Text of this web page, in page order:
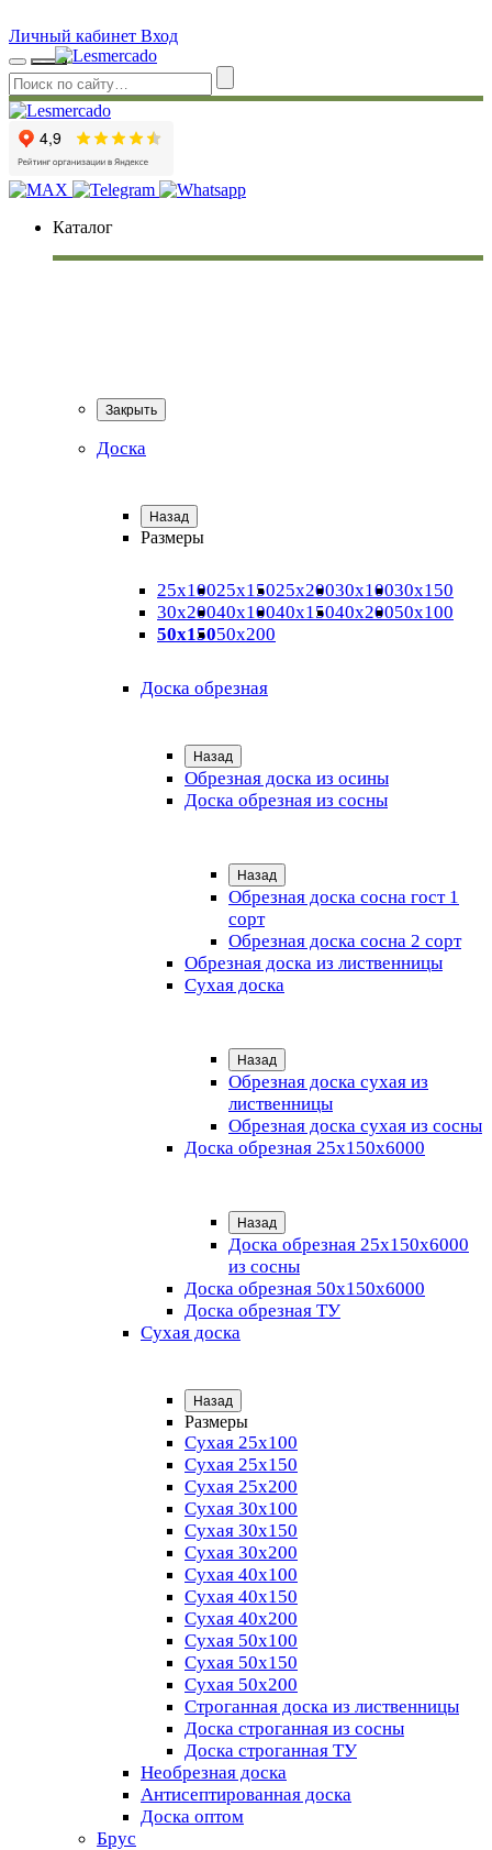
Личный кабинет Вход
Каталог
Закрыть
Доска
Назад
Размеры
25х10025х15025х20030х10030х150
30х20040х10040х15040х20050х100
50х15050х200
Доска обрезная
Назад
Обрезная доска из осины
Доска обрезная из сосны
Назад
Обрезная доска сосна гост 1
сорт
Обрезная доска сосна 2 сорт
Обрезная доска из лиственницы
Сухая доска
Назад
Обрезная доска сухая из
лиственницы
Обрезная доска сухая из сосны
Доска обрезная 25х150х6000
Назад
Доска обрезная 25x150x6000
из сосны
Доска обрезная 50х150х6000
Доска обрезная ТУ
Сухая доска
Назад
Размеры
Сухая 25х100
Сухая 25х150
Сухая 25х200
Сухая 30х100
Сухая 30х150
Сухая 30х200
Сухая 40х100
Сухая 40х150
Сухая 40х200
Сухая 50х100
Сухая 50х150
Сухая 50х200
Строганная доска из лиственницы
Доска строганная из сосны
Доска строганная ТУ
Необрезная доска
Антисептированная доска
Доска оптом
Брус